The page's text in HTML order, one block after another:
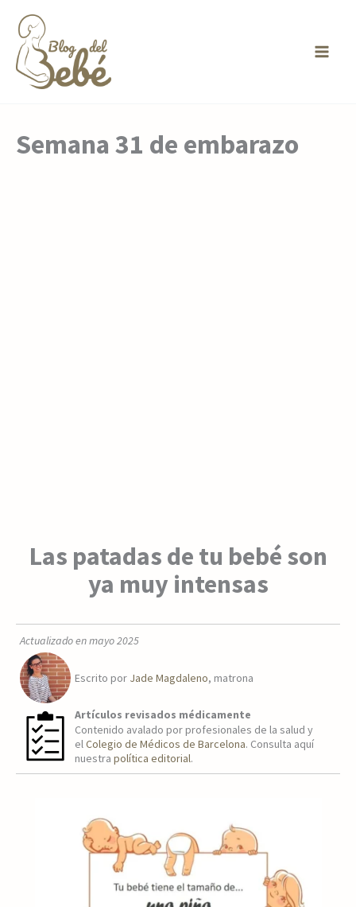
contenido
Semana 31 de embarazo
Las patadas de tu bebé son
ya muy intensas
Actualizado en mayo 2025
Escrito por Jade Magdaleno, matrona
Artículos revisados médicamente
Contenido avalado por profesionales de la salud y
elColegio de Médicos de Barcelona. Consulta aquí
nuestra política editorial.